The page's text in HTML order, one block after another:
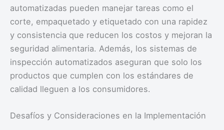
automatizadas pueden manejar tareas como el
corte, empaquetado y etiquetado con una rapidez
y consistencia que reducen los costos y mejoran la
seguridad alimentaria. Además, los sistemas de
inspección automatizados aseguran que solo los
productos que cumplen con los estándares de
calidad lleguen a los consumidores.
Desafíos y Consideraciones en la Implementación